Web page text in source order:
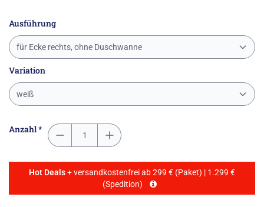
Ausführung
für Ecke rechts, ohne Duschwanne
Variation
weiß
Anzahl *
Hot Deals+ versandkostenfrei ab 299 € (Paket) | 1.299 €
(Spedition)